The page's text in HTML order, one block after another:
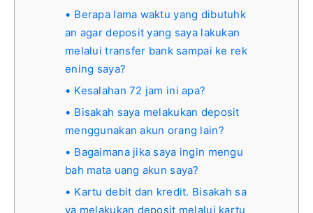
Berapa lama waktu yang dibutuhk
an agar deposit yang saya lakukan
melalui transfer bank sampai ke rek
ening saya?
Kesalahan 72 jam ini apa?
Bisakah saya melakukan deposit
menggunakan akun orang lain?
Bagaimana jika saya ingin mengu
bah mata uang akun saya?
Kartu debit dan kredit. Bisakah sa
ya melakukan deposit melalui kartu